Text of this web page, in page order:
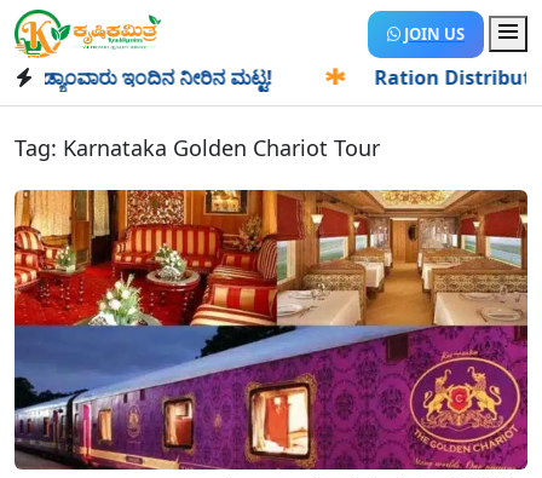
JOIN US
ಇಂದಿನ ನೀರಿನ ಮಟ್ಟ! Ration Distribution-
Tag: Karnataka Golden Chariot Tour